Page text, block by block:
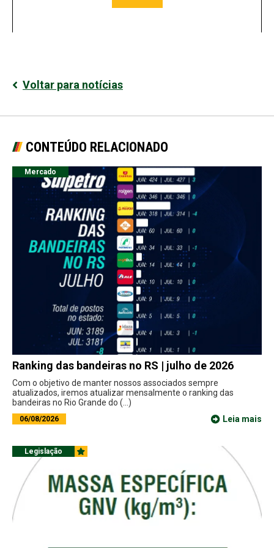
Voltar para notícias
CONTEÚDO RELACIONADO
Mercado
Ranking das bandeiras no RS | julho de 2026
Com o objetivo de manter nossos associados sempre
atualizados, iremos atualizar mensalmente o ranking das
bandeiras no Rio Grande do (...)
06/08/2026 Leia mais
Legislação